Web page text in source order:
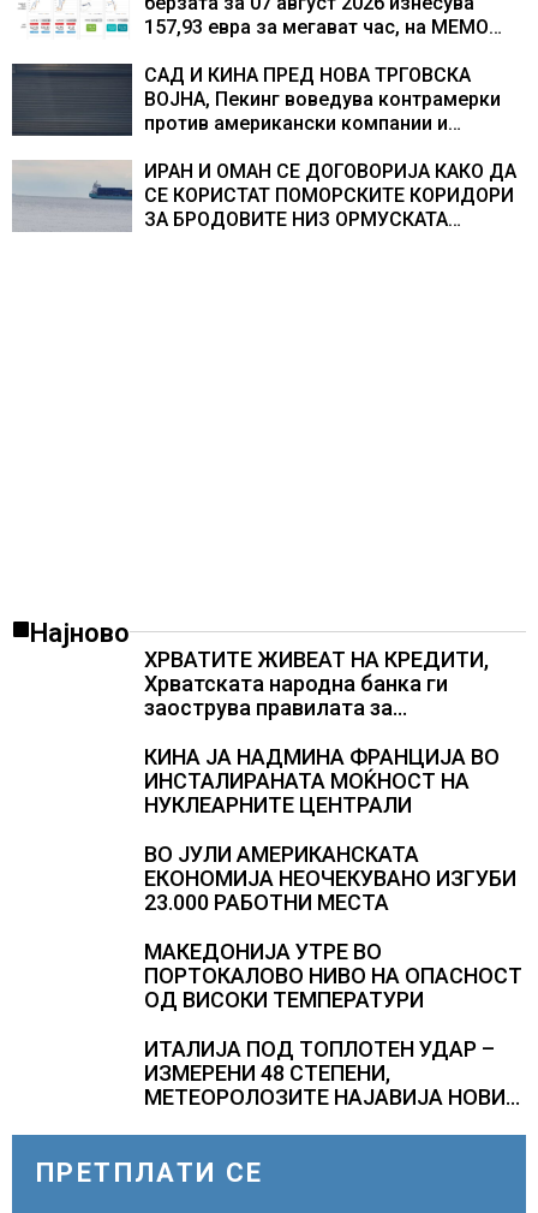
157,93 евра за мегават час, на МЕМО
САД И КИНА ПРЕД НОВА ТРГОВСКА
ВОЈНА, Пекинг воведува контрамерки
против американски компании и
ИРАН И ОМАН СЕ ДОГОВОРИЈА КАКО ДА
СЕ КОРИСТАТ ПОМОРСКИТЕ КОРИДОРИ
ЗА БРОДОВИТЕ НИЗ ОРМУСКАТА
Најново
ХРВАТИТЕ ЖИВЕАТ НА КРЕДИТИ,
Хрватската народна банка ги
заострува правилата за
зголемени ризици во финансискиот
систем
КИНА ЈА НАДМИНА ФРАНЦИЈА ВО
ИНСТАЛИРАНАТА МОЌНОСТ НА
НУКЛЕАРНИТЕ ЦЕНТРАЛИ
ВО ЈУЛИ АМЕРИКАНСКАТА
ЕКОНОМИЈА НЕОЧЕКУВАНО ИЗГУБИ
23.000 РАБОТНИ МЕСТА
МАКЕДОНИЈА УТРЕ ВО
ПОРТОКАЛОВО НИВО НА ОПАСНОСТ
ОД ВИСОКИ ТЕМПЕРАТУРИ
ИТАЛИЈА ПОД ТОПЛОТЕН УДАР –
ИЗМЕРЕНИ 48 СТЕПЕНИ,
МЕТЕОРОЛОЗИТЕ НАЈАВИЈА НОВИ
ПРЕТПЛАТИ СЕ